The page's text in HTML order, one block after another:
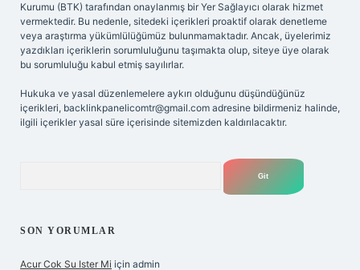
Kurumu (BTK) tarafından onaylanmış bir Yer Sağlayıcı olarak hizmet
vermektedir. Bu nedenle, sitedeki içerikleri proaktif olarak denetleme
veya araştırma yükümlülüğümüz bulunmamaktadır. Ancak, üyelerimiz
yazdıkları içeriklerin sorumluluğunu taşımakta olup, siteye üye olarak
bu sorumluluğu kabul etmiş sayılırlar.
Hukuka ve yasal düzenlemelere aykırı olduğunu düşündüğünüz
içerikleri, backlinkpanelicomtr@gmail.com adresine bildirmeniz halinde,
ilgili içerikler yasal süre içerisinde sitemizden kaldırılacaktır.
SON YORUMLAR
Acur Cok Su Ister Mi için admin